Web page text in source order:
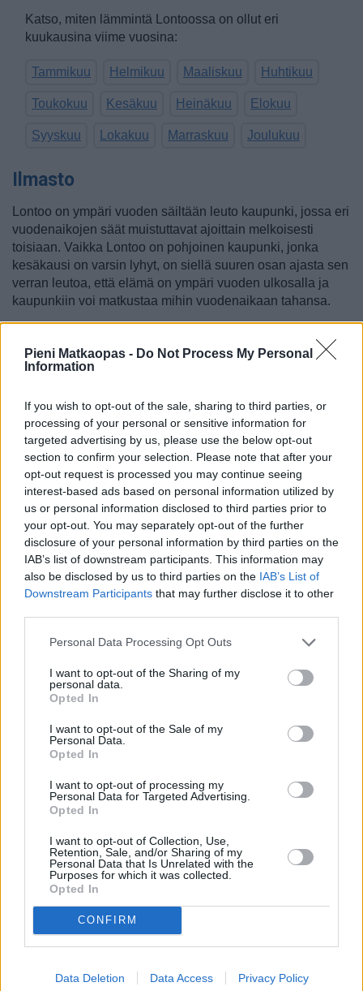
Pieni Matkaopas - Do Not Process My Personal
Information
If you wish to opt-out of the sale, sharing to third parties, or
processing of your personal or sensitive information for
targeted advertising by us, please use the below opt-out
section to confirm your selection. Please note that after your
opt-out request is processed you may continue seeing
interest-based ads based on personal information utilized by
us or personal information disclosed to third parties prior to
your opt-out. You may separately opt-out of the further
disclosure of your personal information by third parties on the
IAB’s list of downstream participants. This information may
also be disclosed by us to third parties on the IAB’s List of
Downstream Participants that may further disclose it to other
Personal Data Processing Opt Outs
I want to opt-out of the Sharing of my
personal data.
Opted In
I want to opt-out of the Sale of my
Personal Data.
Opted In
I want to opt-out of processing my
Personal Data for Targeted Advertising.
Opted In
I want to opt-out of Collection, Use,
Retention, Sale, and/or Sharing of my
Personal Data that Is Unrelated with the
Purposes for which it was collected.
Opted In
CONFIRM
Data Deletion Data Access Privacy Policy
Katso, miten lämmintä Lontoossa on ollut eri
kuukausina viime vuosina:
Tammikuu Helmikuu Maaliskuu Huhtikuu
Toukokuu Kesäkuu Heinäkuu Elokuu
Syyskuu Lokakuu Marraskuu Joulukuu
Ilmasto
Lontoo on ympäri vuoden säiltään leuto kaupunki, jossa eri
vuodenaikojen säät muistuttavat ajoittain melkoisesti
toisiaan. Vaikka Lontoo on pohjoinen kaupunki, jonka
kesäkausi on varsin lyhyt, on siellä suuren osan ajasta sen
verran leutoa, että elämä on ympäri vuoden ulkosalla ja
kaupunkiin voi matkustaa mihin vuodenaikaan tahansa.
joinain vuosina jo maaliskuussa, jolloin voi olla 20 asteen
lämpötiloja ja aivan keväinen tunnelma. Huhtikuu on
kuukausi, ja toukokuun aikana varsinainen kesäkausi
pyörähtää liikkeelle. Kesä on kuivimmillaan ja
parhaimmillaan kesäkuusta elokuun loppupuolelle, jolloin
hyvinkin lämpimät ilmat ovat joinain vuosina mahdollisia ja
jolloin aurinkoisia päiviä on enemmän kuin muina
vuodenaikoina. Kannattaa kuitenkin huomata, että Lontoon
säät ovat pahimmillaan yhtä oikuttelevia kuin Suomenkin,
ja kaupungissa esiintyy ajoittain kesiä, joina lämpimät ja
aurinkoiset ilmat tuntuvat jäävän täysin väliin.
Syyskausi on kevään tavoin pitkä ja leuto aika, jolloin
lämpötilat äityvät koleiksi loka-marraskuun vaihteeseen
poikkeuksetta pilvisiä mutta lämpötilat vaihtelevat
melkoisesti niin, että koko talven on mahdolista viettää
aikaa ulkotiloissa kuten puistoissa eikä mitään lunta tai
jäätä ilmaannu kuin poikkeustapauksissa päiväksi pariksi
iltaisinkin sen verran korkeaita, että ruokailu tai oluen
nauttiminen on terasseilla mahdollista, ja muutenkin
kesäisinkin.